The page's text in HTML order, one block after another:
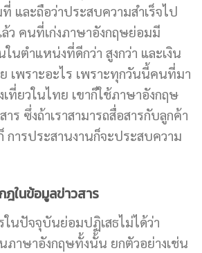
และถือว่าประสบความสำเร็จไป
ว คนที่เก่งภาษาอังกฤษย่อมมี
ในตำแหน่งที่ดีกว่า สูงกว่า และเงิน
เพราะอะไร เพราะทุกวันนี้คนที่มา
ที่ยวในไทย เขาก็ใช้ภาษาอังกฤษ
ร ซึ่งถ้าเราสามารถสื่อสารกับลูกค้า
การประสานงานก็จะประสบความ
ในข้อมูลข่าวสาร
นปัจจุบันย่อมปฏิเสธไม่ได้ว่า
ภาษาอังกฤษทั้งนั้น ยกตัวอย่างเช่น